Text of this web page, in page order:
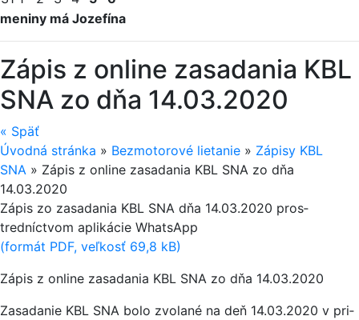
meniny má Jozefína
Zápis z online zasadania KBL
SNA zo dňa 14.03.2020
« Späť
Úvodná stránka » Bezmotorové lietanie » Zápisy KBL
SNA » Zápis z online zasadania KBL SNA zo dňa
14.03.2020
Zápis zo zasadania KBL SNA dňa 14.03.2020 pros­
tredníctvom aplikácie WhatsApp
(formát PDF, veľkosť 69,8 kB)
Zápis z online zasadania KBL SNA zo dňa 14.03.2020
Zasadanie KBL SNA bolo zvolané na deň 14.03.2020 v pri­